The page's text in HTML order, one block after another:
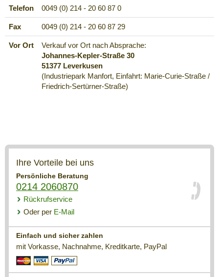
Telefon 0049 (0) 214 - 20 60 87 0
Fax 0049 (0) 214 - 20 60 87 29
Vor Ort
Verkauf vor Ort nach Absprache:
Johannes-Kepler-Straße 30
51377 Leverkusen
(Industriepark Manfort, Einfahrt: Marie-Curie-Straße /
Friedrich-Sertürner-Straße)
Ihre Vorteile bei uns
Persönliche Beratung
0214 2060870
Rückrufservice
Oder per E-Mail
Einfach und sicher zahlen
mit Vorkasse, Nachnahme, Kreditkarte, PayPal